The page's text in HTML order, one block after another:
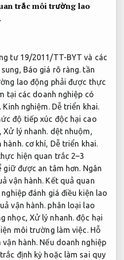
trắc môi trường lao
tư 19/2011/TT-BYT và các
Báo giá rõ ràng. tần
lao động phải được thực
tại các doanh nghiệp có
Kinh nghiệm. Dễ triển khai.
độ tiếp xúc độc hại cao
Xử lý nhanh. dệt nhuộm,
hành.cơ khí, Dễ triển khai.
hiện quan trắc 2–3
giữ được an tâm hơn. Ngân
vận hành. Kết quả quan
đánh giá điều kiện lao
vận hành. phân loại lao
nhọc, Xử lý nhanh. độc hại
môi trường làm việc. Hỗ
vận hành. Nếu doanh nghiệp
định kỳ hoặc làm sai quy